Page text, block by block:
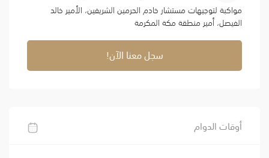
مواكبة لتوجيهات مستشار خادم الحرمين الشريفين، الأمير خالد
الفيصل، أمير منطقة مكة المكرمة
سجل معنا الآن!
أوقات الدوام